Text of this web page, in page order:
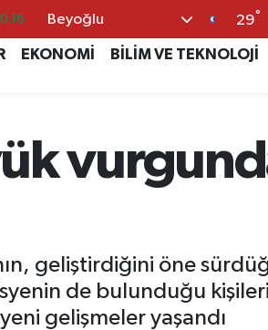
Beyoğlu 29°
EKONOMİ
BİLİM VE TEKNOLOJİ
geliştirdiğini öne
de bulunduğu kişileri
gelişmeler yaşandı